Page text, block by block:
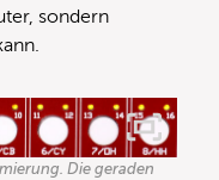
sondern
Die geraden